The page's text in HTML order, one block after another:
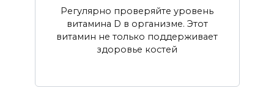
Регулярно проверяйте уровень
витамина D в организме. Этот
витамин не только поддерживает
здоровье костей